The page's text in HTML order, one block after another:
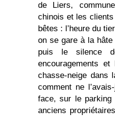
de Liers,
chinois et les
bêtes : l’heure du
on se gare à la
puis le silence
encouragements
chasse-neige dans
comment ne
face, sur le parking
anciens